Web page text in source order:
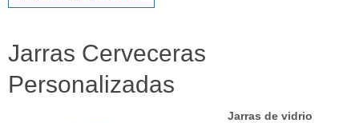
Jarras Cerveceras
Personalizadas
Jarras de vidrio